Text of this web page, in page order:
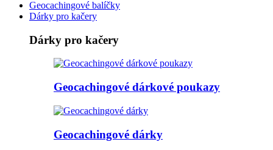
Geocachingové balíčky
Dárky pro kačery
Dárky pro kačery
Geocachingové dárkové poukazy
Geocachingové dárky